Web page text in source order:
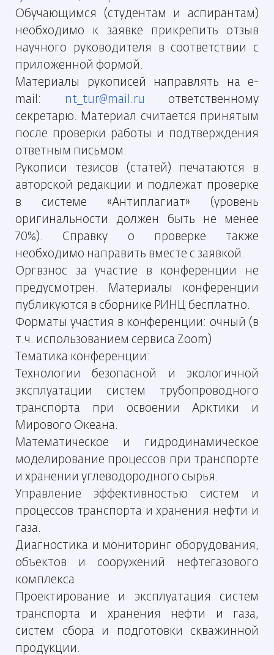
Обучающимся (студентам и аспирантам)
необходимо к заявке прикрепить отзыв
научного руководителя в соответствии с
приложенной формой.
Материалы рукописей направлять на e-
mail: nt_tur@mail.ru ответственному
секретарю. Материал считается принятым
после проверки работы и подтверждения
ответным письмом.
Рукописи тезисов (статей) печатаются в
авторской редакции и подлежат проверке
в системе «Антиплагиат» (уровень
оригинальности должен быть не менее
70%). Справку о проверке также
необходимо направить вместе с заявкой.
Оргвзнос за участие в конференции не
предусмотрен. Материалы конференции
публикуются в сборнике РИНЦ бесплатно.
Форматы участия в конференции: очный (в
т.ч. использованием сервиса Zoom)
Тематика конференции:
Технологии безопасной и экологичной
эксплуатации систем трубопроводного
транспорта при освоении Арктики и
Мирового Океана.
Математическое и гидродинамическое
моделирование процессов при транспорте
и хранении углеводородного сырья.
Управление эффективностью систем и
процессов транспорта и хранения нефти и
газа.
Диагностика и мониторинг оборудования,
объектов и сооружений нефтегазового
комплекса.
Проектирование и эксплуатация систем
транспорта и хранения нефти и газа,
систем сбора и подготовки скважинной
продукции.